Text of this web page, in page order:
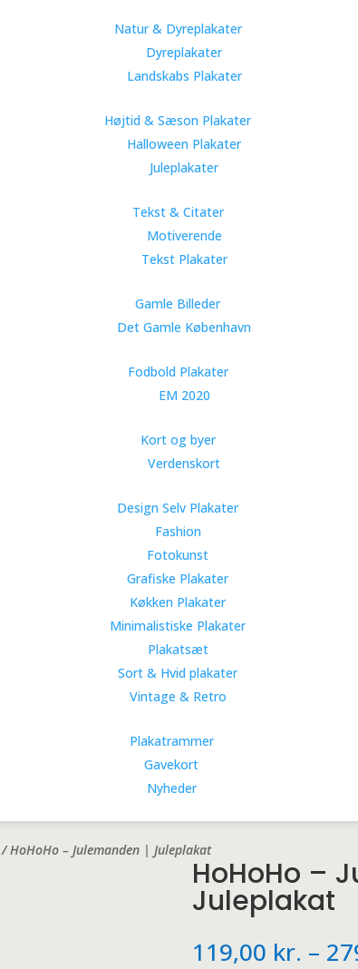
Natur & Dyreplakater
Dyreplakater
Landskabs Plakater
Højtid & Sæson Plakater
Halloween Plakater
Juleplakater
Tekst & Citater
Motiverende
Tekst Plakater
Gamle Billeder
Det Gamle København
Fodbold Plakater
EM 2020
Kort og byer
Verdenskort
Design Selv Plakater
Fashion
Fotokunst
Grafiske Plakater
Køkken Plakater
Minimalistiske Plakater
Plakatsæt
Sort & Hvid plakater
Vintage & Retro
Plakatrammer
Gavekort
Nyheder
/ HoHoHo – Julemanden | Juleplakat
HoHoHo –
Juleplakat
119,00 kr. –